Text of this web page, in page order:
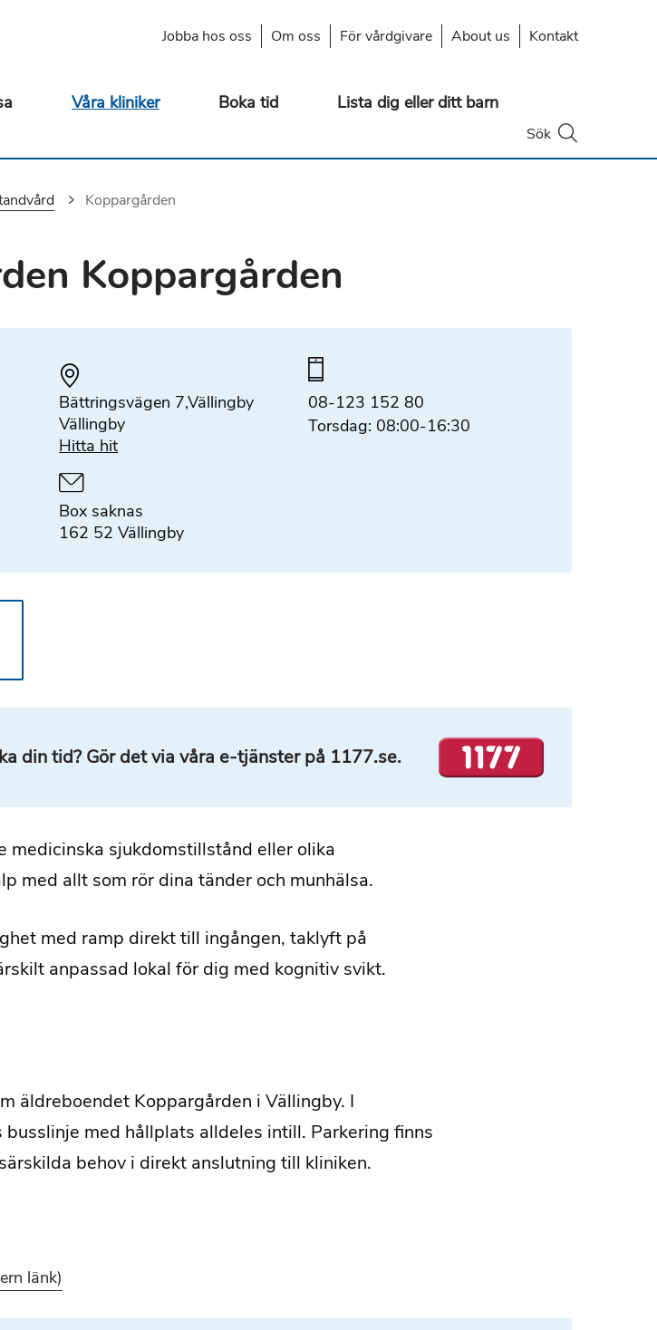
Jobba hos oss Om oss För vårdgivare About us Kontakt
Våra kliniker Boka tid Lista dig eller ditt barn
Öppna
Sök
Du är här:
Koppargården
Koppargården
Plats
Bättringsvägen 7,Vällingby
Vällingby
Hitta hit
Box saknas
162 52 Vällingby
Telefonnummer
08-123 152 80
Torsdag: 08:00-16:30
din tid? Gör det via våra e-tjänster på 1177.se.
medicinska sjukdomstillstånd eller olika
med allt som rör dina tänder och munhälsa.
med ramp direkt till ingången, taklyft på
anpassad lokal för dig med kognitiv svikt.
äldreboendet Koppargården i Vällingby. I
med hållplats alldeles intill. Parkering finns
behov i direkt anslutning till kliniken.
länk)